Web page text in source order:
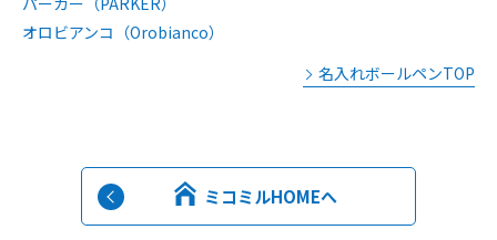
オロビアンコ（Orobianco）
名入れボールペンTOP
ミコミルHOMEへ